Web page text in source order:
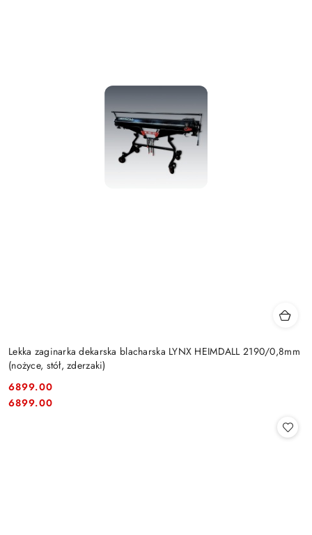
Lekka zaginarka dekarska blacharska LYNX HEIMDALL 2190/0,8mm
(nożyce, stół, zderzaki)
Cena:
6899.00
Cena:
6899.00